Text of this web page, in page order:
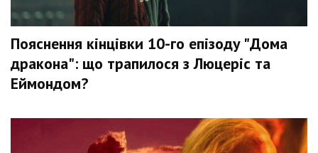
Пояснення кінцівки 10-го епізоду "Дома
дракона": що трапилося з Люцеріс та
Еймондом?